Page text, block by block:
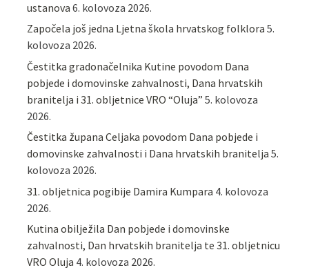
ustanova 6. kolovoza 2026.
Započela još jedna Ljetna škola hrvatskog folklora 5.
kolovoza 2026.
Čestitka gradonačelnika Kutine povodom Dana
pobjede i domovinske zahvalnosti, Dana hrvatskih
branitelja i 31. obljetnice VRO “Oluja” 5. kolovoza
2026.
Čestitka župana Celjaka povodom Dana pobjede i
domovinske zahvalnosti i Dana hrvatskih branitelja 5.
kolovoza 2026.
31. obljetnica pogibije Damira Kumpara 4. kolovoza
2026.
Kutina obilježila Dan pobjede i domovinske
zahvalnosti, Dan hrvatskih branitelja te 31. obljetnicu
VRO Oluja 4. kolovoza 2026.